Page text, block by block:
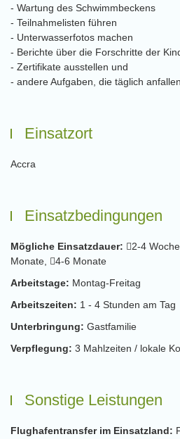
- Wartung des Schwimmbeckens
- Teilnahmelisten führen
- Unterwasserfotos machen
- Berichte über die Forschritte der
- Zertifikate ausstellen und
- andere Aufgaben, die täglich anfallen.
Einsatzort
Accra
Einsatzbedingungen
Mögliche Einsatzdauer: 2-4
Monate,
4-6 Monate
Arbeitstage: Montag-Freitag
Arbeitszeiten: 1 - 4 Stunden am Tag
Unterbringung: Gastfamilie
Verpflegung: 3 Mahlzeiten / lokale
Sonstige Leistungen
Flughafentransfer im Einsatzland: